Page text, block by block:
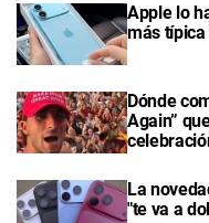
Apple lo
más típica
Dónde
Again”
La
"te va a